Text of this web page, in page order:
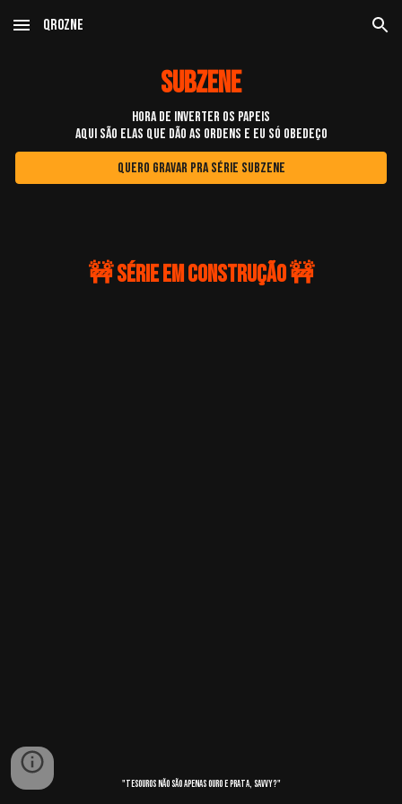
Skip to main content Skip to navigation
QroZne
SUBZENE
HORA DE INVERTER OS PAPEIS
AQUI SÃO ELAS QUE DÃO AS ORDENS E EU SÓ OBEDEÇO
QUERO GRAVAR PRA SÉRIE SUBZENE
🚧 série em construção 🚧
"TESOUROS NÃO SÃO APENAS OURO E PRATA, SAVVY?"